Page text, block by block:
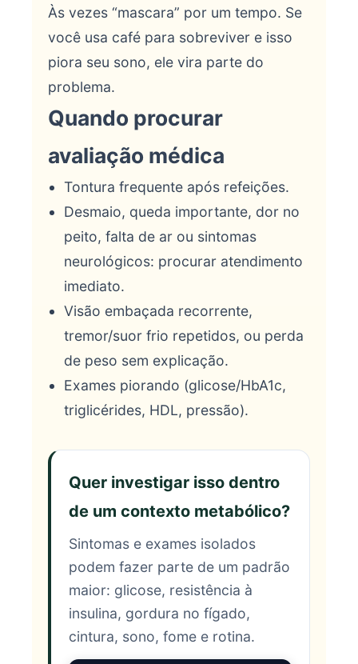
Às vezes “mascara” por um tempo. Se
você usa café para sobreviver e isso
piora seu sono, ele vira parte do
problema.
Quando procurar
avaliação médica
Tontura frequente após refeições.
Desmaio, queda importante, dor no
peito, falta de ar ou sintomas
neurológicos: procurar atendimento
imediato.
Visão embaçada recorrente,
tremor/suor frio repetidos, ou perda
de peso sem explicação.
Exames piorando (glicose/HbA1c,
triglicérides, HDL, pressão).
Quer investigar isso dentro
de um contexto metabólico?
Sintomas e exames isolados
podem fazer parte de um padrão
maior: glicose, resistência à
insulina, gordura no fígado,
cintura, sono, fome e rotina.